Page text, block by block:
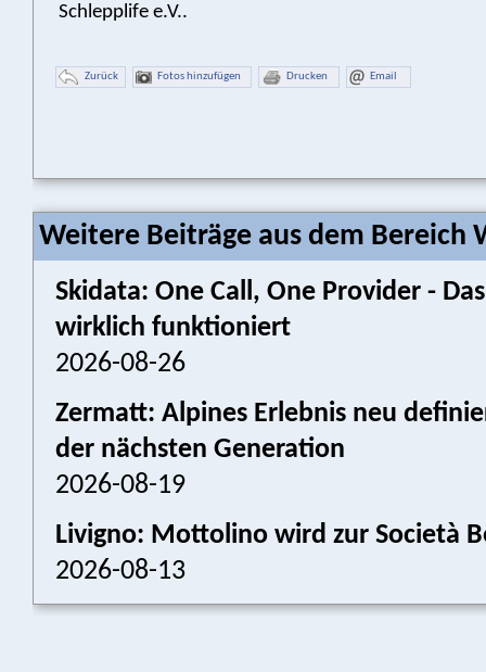
Schlepplife e.V..
Zurück Fotos hinzufügen Drucken Email
Weitere Beiträge aus dem Bereich
Skidata: One Call, One Provider -
wirklich funktioniert
2026-08-26
Zermatt: Alpines Erlebnis neu
der nächsten Generation
2026-08-19
Livigno: Mottolino wird zur Società
2026-08-13